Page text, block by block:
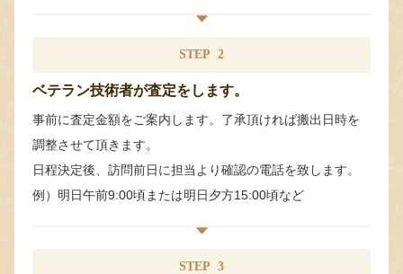
STEP 2
ベテラン技術者が査定をします。
事前に査定金額をご案内します。了承頂ければ搬出日時を
調整させて頂きます。
日程決定後、訪問前日に担当より確認の電話を致します。
例）明日午前9:00頃または明日夕方15:00頃など
STEP 3